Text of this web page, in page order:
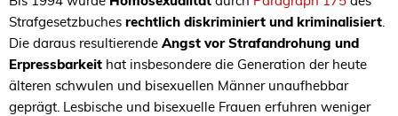
Strafgesetzbuches rechtlich diskriminiert und kriminalisiert
Die daraus resultierende Angst vor Strafandrohung und
Erpressbarkeit hat insbesondere die Generation der heute
älteren schwulen und bisexuellen Männer unaufhebbar
geprägt. Lesbische und bisexuelle Frauen erfuhren weniger